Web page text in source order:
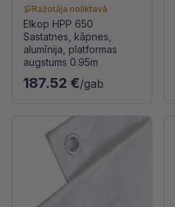
Ražotāja noliktavā
Elkop HPP 650
Sastatnes, kāpnes,
alumīnija, platformas
augstums 0.95m
187.52 €/gab